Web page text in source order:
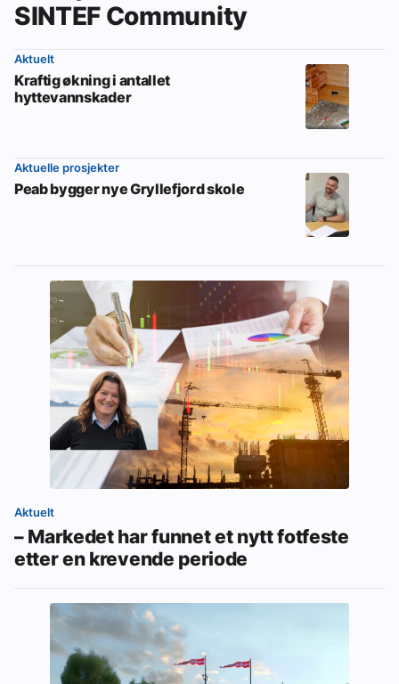
SINTEF Community
Aktuelt
Kraftig økning i antallet
hyttevannskader
Aktuelle prosjekter
Peab bygger nye Gryllefjord skole
Aktuelt
– Markedet har funnet et nytt fotfeste
etter en krevende periode